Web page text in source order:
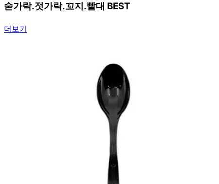
숟가락.젓가락.꼬지.빨대 BEST
더보기